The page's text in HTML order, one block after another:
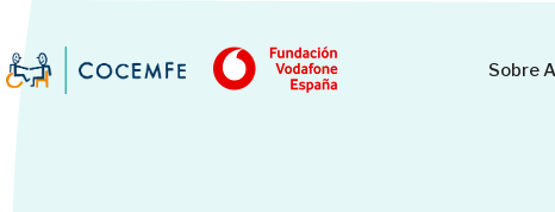
Sobre